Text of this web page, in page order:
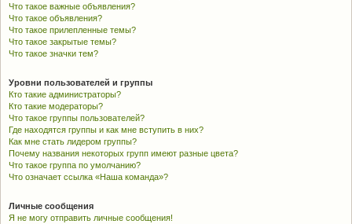
Что такое важные объявления?
Что такое объявления?
Что такое прилепленные темы?
Что такое закрытые темы?
Что такое значки тем?
Уровни пользователей и группы
Кто такие администраторы?
Кто такие модераторы?
Что такое группы пользователей?
Где находятся группы и как мне вступить в них?
Как мне стать лидером группы?
Почему названия некоторых групп имеют разные цвета?
Что такое группа по умолчанию?
Что означает ссылка «Наша команда»?
Личные сообщения
Я не могу отправить личные сообщения!